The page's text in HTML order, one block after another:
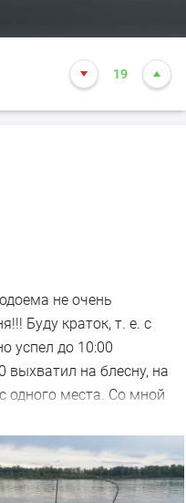
19
не очень
Буду краток, т. е. с
успел до 10:00
выхватил на блесну, на
одного места. Со мной
т. е. я его увез
дальше, как обычно, по
Так вот, сегодня
от слова совсем!!! Но